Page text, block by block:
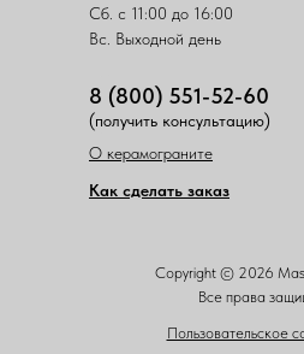
Copyright © 2026
Все права
Пользовательское
Сб. с 11:00 до 16:00
Вс. Выходной день
8 (800) 551-52-60
(получить консультацию)
О керамограните
Как сделать заказ